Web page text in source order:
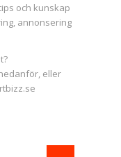
och kunskap
annonsering
eller